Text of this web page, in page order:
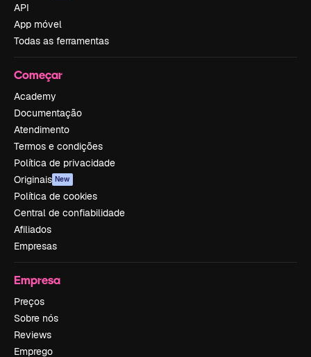
API
App móvel
Todas as ferramentas
Começar
Academy
Documentação
Atendimento
Termos e condições
Política de privacidade
Originais New
Política de cookies
Central de confiabilidade
Afiliados
Empresas
Empresa
Preços
Sobre nós
Reviews
Emprego